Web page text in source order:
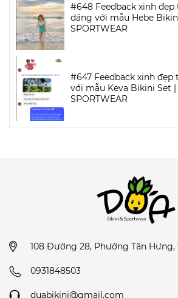
#648 Feedback xinh
dáng với mẫu Hebe
SPORTWEAR
#647 Feedback xinh đẹp
với mẫu Keva Bikini Set |
SPORTWEAR
108 Đường 28, Phường Tân Hưng,
0931848503
duabikini@gmail.com